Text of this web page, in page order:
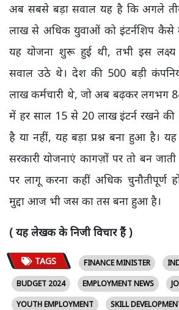
अब सबसे बड़ा सवाल यह है कि अगले
लाख से अधिक युवाओं को इंटर्नशिप कैसे
यह योजना शुरू हुई थी, तभी इस लक्ष्य
सवाल उठे थे। देश की 500 बड़ी
लाख कर्मचारी थे, जो अब बढ़कर लगभग
में हर साल 15 से 20 लाख इंटर्न रखने की
है या नहीं, यह बड़ा प्रश्न बना हुआ है। यह
सरकारी योजनाएं कागज़ों पर तो बन
पर लागू करना कहीं अधिक चुनौतीपूर्ण
मुद्दा आज भी जस का तस बना हुआ है।
( यह लेखक के निजी विचार हैं )
TAGS FINANCE MINISTER
BUDGET 2024
EMPLOYMENT NEWS
YOUTH EMPLOYMENT
SKILL